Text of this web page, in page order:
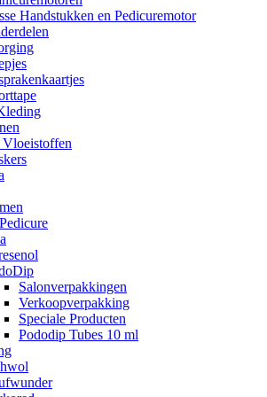
Handstukken en Pedicuremotor
Vloeistoffen
Salonverpakkingen
Verkoopverpakking
Speciale Producten
Pododip Tubes 10 ml